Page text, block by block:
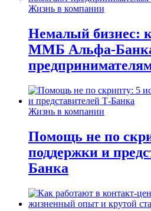
Жизнь в компании
Немалый бизнес:
ММБ Альфа-
Жизнь в компании
Помощь не по
поддержки и
Банка